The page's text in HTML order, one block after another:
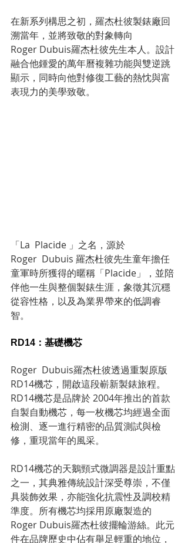
在新系列構思之初，羅杰杜彼製錶廠回
溯當年，並將致敬的對象轉向
Roger Dubuis羅杰杜彼先生本人。設計
融合他鍾愛的萬年曆複雜功能與雙逆跳
顯示，同時向他對修復工藝的熱忱與富
表現力的美學致敬。
「La  Placide 」之名，源於
Roger  Dubuis 羅杰杜彼先生童年擔任
童軍時所獲得的暱稱「Placide」，並陪
伴他一生與整個製錶生涯，象徵其沉穩
從容性格，以及為業界帶來的低調睿
智。
RD14：基礎機芯
Roger  Dubuis羅杰杜彼透過重製原版
RD14機芯，開啟這段嶄新製錶旅程。
RD14機芯是品牌於 2004年推出的首款
自製自動機芯，每一枚機芯均經過全面
檢測、逐一進行精密的品質測試與檢
修，重現當年的風采。
RD14機芯的天鵝頸式微調器是設計重點
之一，其典雅傳統設計深受尊崇，不僅
具裝飾效果，亦能強化抗震性及調校精
準度。所有機芯均採用原廠製造的
Roger Dubuis羅杰杜彼擺輪游絲。此元
件在品牌歷史中佔有舉足輕重的地位，